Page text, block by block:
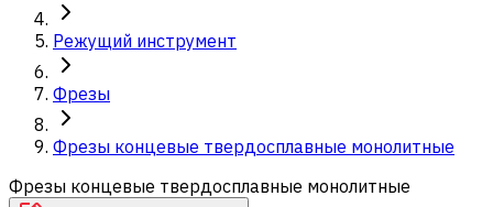
Режущий инструмент
Фрезы
Фрезы концевые твердосплавные монолитные
Фрезы концевые твердосплавные монолитные